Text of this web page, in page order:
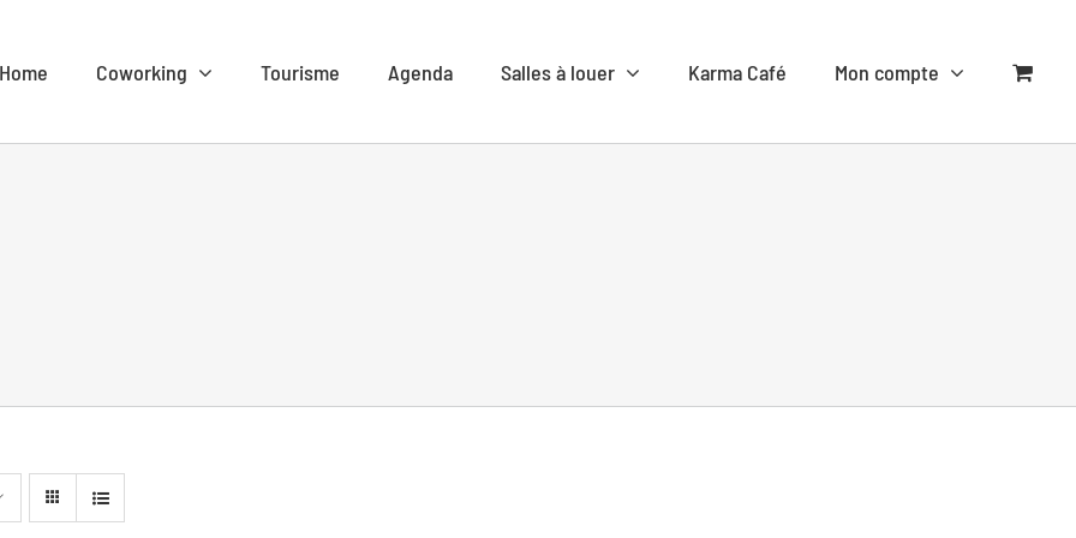
Home Coworking Tourisme Agenda Salles à louer Karma Café Mon compte